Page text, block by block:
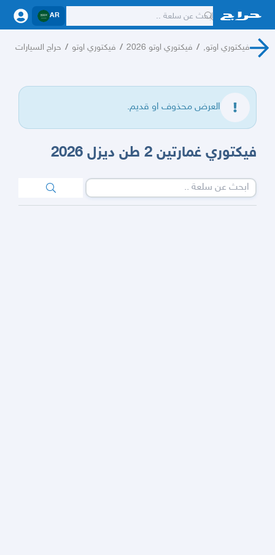
AR
فيكتوري اوتو, / فيكتوري اوتو 2026 / فيكتوري اوتو / حراج السيارات
العرض محذوف او قديم.
فيكتوري غمارتين 2 طن ديزل 2026